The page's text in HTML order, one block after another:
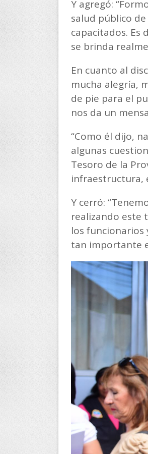
Y agregó:
salud público
capacitados. Es
se brinda
En cuanto al
mucha alegría,
de pie para el
nos da un
“Como él dijo,
algunas
Tesoro de la
infraestructura,
Y cerró:
realizando
los
tan importante